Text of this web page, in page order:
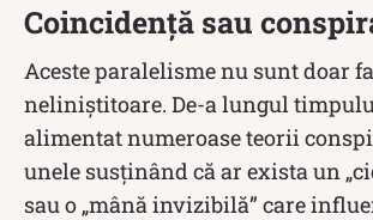
Coincidență sau
Aceste paralelisme nu sunt doar
neliniștitoare. De-a lungul
alimentat numeroase teorii
unele susținând că ar exista un
sau o „mână invizibilă” care